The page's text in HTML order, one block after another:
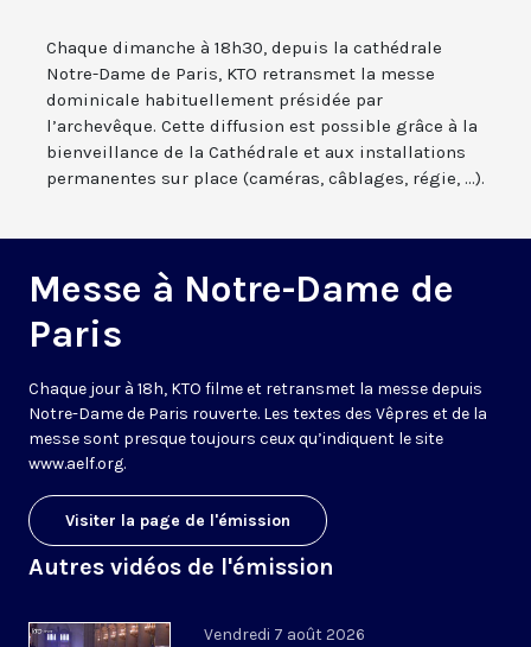
Chaque dimanche à 18h30, depuis la cathédrale
Notre-Dame de Paris, KTO retransmet la messe
dominicale habituellement présidée par
l’archevêque. Cette diffusion est possible grâce à la
bienveillance de la Cathédrale et aux installations
permanentes sur place (caméras, câblages, régie, ...).
Messe à Notre-Dame de
Paris
Chaque jour à 18h, KTO filme et retransmet la messe depuis
Notre-Dame de Paris rouverte. Les textes des Vêpres et de la
messe sont presque toujours ceux qu’indiquent le site
www.aelf.org.
Visiter la page de l'émission
Autres vidéos de l'émission
Vendredi 7 août 2026